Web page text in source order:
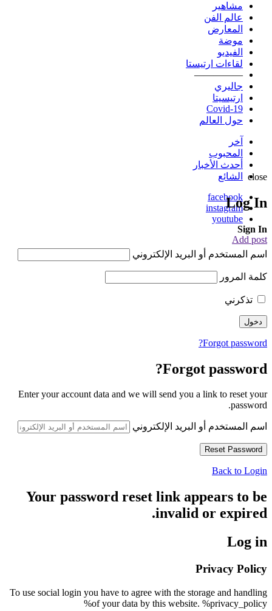
مشاهير
عالم الفن
المعارض
موضة
الفيديو
لقاءات ارتيستا
—————
جاليري
ارتيسيتا
Covid-19
حول العالم
آخر
المحبوب
أحدث الأخبار
الشائع
facebook
instagram
youtube
Add post
close
Log In
Sign In
اسم المستخدم أو البريد الإلكتروني
كلمة المرور
تذكرني
Forgot password?
Forgot password?
Enter your account data and we will send you a link to reset your
password.
اسم المستخدم أو البريد الإلكتروني
Back to Login
Your password reset link appears to be
invalid or expired.
Log in
Privacy Policy
To use social login you have to agree with the storage and handling
of your data by this website. %privacy_policy%